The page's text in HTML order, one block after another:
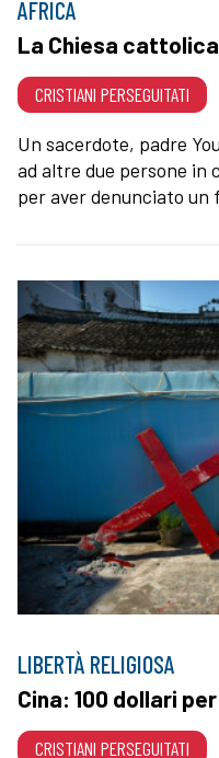
AFRICA
La Chiesa
CRISTIANI PERSEGUITATI
Un sacerdote, padre
ad altre due persone in
per aver denunciato un
LIBERTÀ RELIGIOSA
Cina: 100 dollari
CRISTIANI PERSEGUITATI